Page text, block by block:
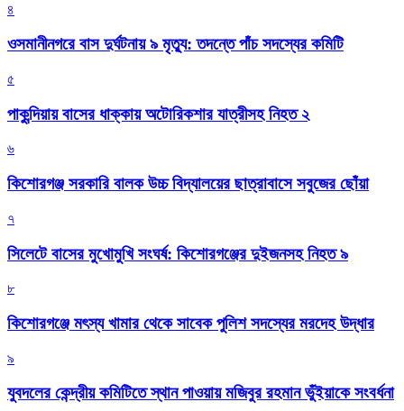
৪
ওসমানীনগরে বাস দুর্ঘটনায় ৯ মৃত্যু: তদন্তে পাঁচ সদস্যের কমিটি
৫
পাকুন্দিয়ায় বাসের ধাক্কায় অটোরিকশার যাত্রীসহ নিহত ২
৬
কিশোরগঞ্জ সরকারি বালক উচ্চ বিদ্যালয়ের ছাত্রাবাসে সবুজের ছোঁয়া
৭
সিলেটে বাসের মুখোমুখি সংঘর্ষ: কিশোরগঞ্জের দুইজনসহ নিহত ৯
৮
কিশোরগঞ্জে মৎস্য খামার থেকে সাবেক পুলিশ সদস্যের মরদেহ উদ্ধার
৯
যুবদলের কেন্দ্রীয় কমিটিতে স্থান পাওয়ায় মজিবুর রহমান ভুঁইয়াকে সংবর্ধনা